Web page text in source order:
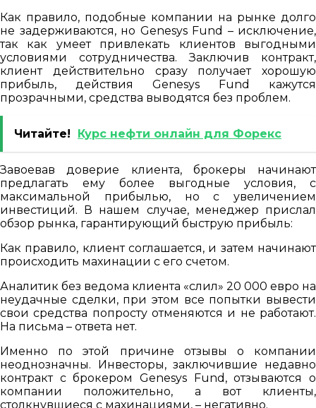
Как правило, подобные компании на рынке долго
не задерживаются, но Genesys Fund – исключение,
так как умеет привлекать клиентов выгодными
условиями сотрудничества. Заключив контракт,
клиент действительно сразу получает хорошую
прибыль, действия Genesys Fund кажутся
прозрачными, средства выводятся без проблем.
Читайте! Курс нефти онлайн для Форекс
Завоевав доверие клиента, брокеры начинают
предлагать ему более выгодные условия, с
максимальной прибылью, но с увеличением
инвестиций. В нашем случае, менеджер прислал
обзор рынка, гарантирующий быструю прибыль:
Как правило, клиент соглашается, и затем начинают
происходить махинации с его счетом.
Аналитик без ведома клиента «слил» 20 000 евро на
неудачные сделки, при этом все попытки вывести
свои средства попросту отменяются и не работают.
На письма – ответа нет.
Именно по этой причине отзывы о компании
неоднозначны. Инвесторы, заключившие недавно
контракт с брокером Genesys Fund, отзываются о
компании положительно, а вот клиенты,
столкнувшиеся с махинациями, – негативно.